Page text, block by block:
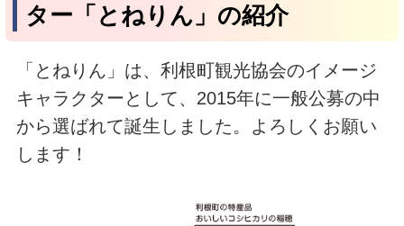
ター「とねりん」の紹介
「とねりん」は、利根町観光協会のイメージ
キャラクターとして、2015年に一般公募の中
から選ばれて誕生しました。よろしくお願い
します！